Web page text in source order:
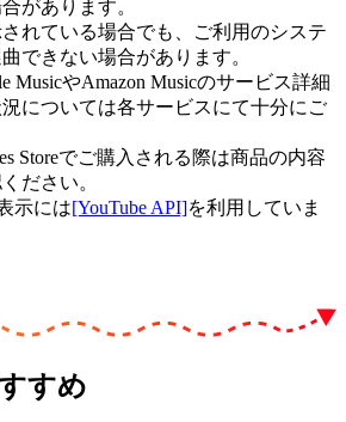
があります。
れている場合でも、ご利用のシステ
できない場合があります。
MusicやAmazon Musicのサービス詳細
については各サービスにて十分にご
Storeでご購入される際は商品の内容
ださい。
示には[YouTube API]を利用していま
すめ